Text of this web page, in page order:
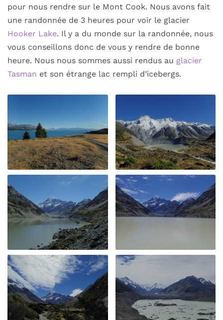
pour nous rendre sur le Mont Cook. Nous avons fait
une randonnée de 3 heures pour voir le glacier
Hooker Lake. Il y a du monde sur la randonnée, nous
vous conseillons donc de vous y rendre de bonne
heure. Nous nous sommes aussi rendus au glacier
Tasman et son étrange lac rempli d’icebergs.